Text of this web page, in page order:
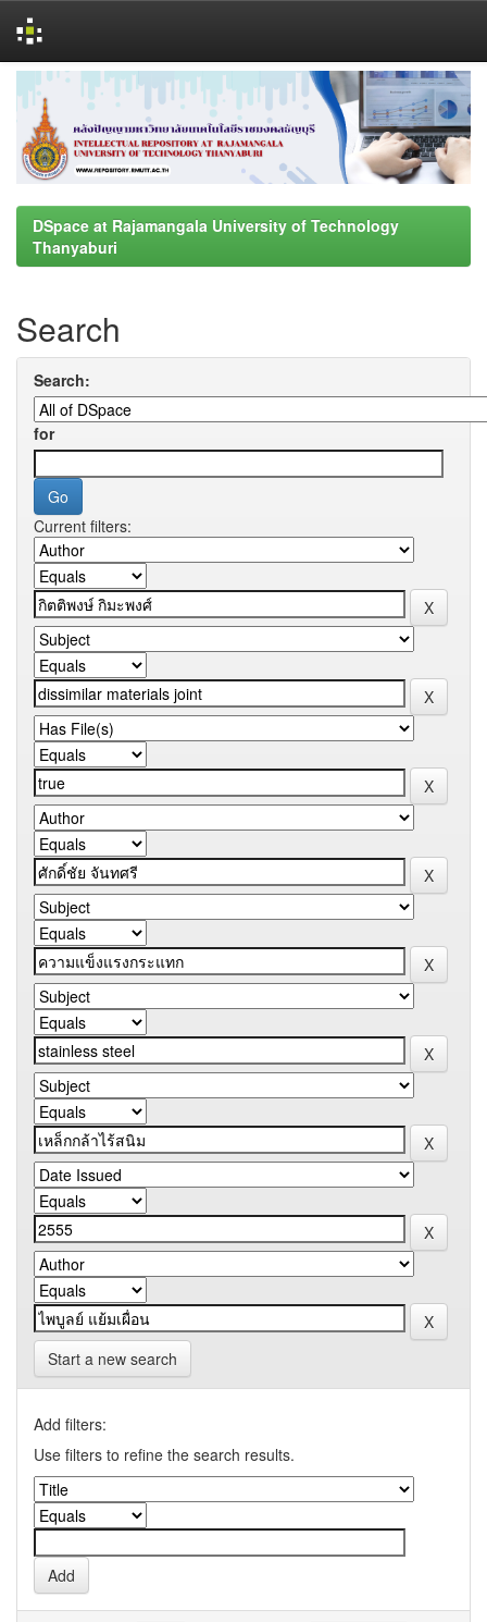
navigation
DSpace at Rajamangala University of Technology
Thanyaburi
Search
Search:
for
Current filters:
Start a new search
Add filters:
Use filters to refine the search results.